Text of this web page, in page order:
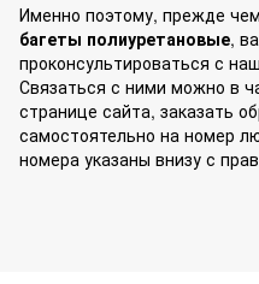
Именно поэтому, прежде
багеты полиуретановые,
проконсультироваться с
Связаться с ними можно в
странице сайта, заказать
самостоятельно на номер
номера указаны внизу с